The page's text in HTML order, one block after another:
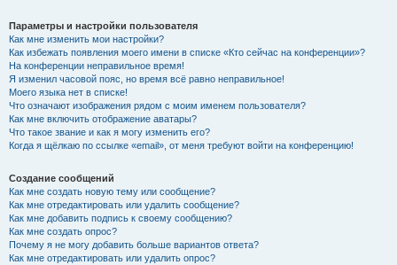
Параметры и настройки пользователя
Как мне изменить мои настройки?
Как избежать появления моего имени в списке «Кто сейчас на конференции»?
На конференции неправильное время!
Я изменил часовой пояс, но время всё равно неправильное!
Моего языка нет в списке!
Что означают изображения рядом с моим именем пользователя?
Как мне включить отображение аватары?
Что такое звание и как я могу изменить его?
Когда я щёлкаю по ссылке «email», от меня требуют войти на конференцию!
Создание сообщений
Как мне создать новую тему или сообщение?
Как мне отредактировать или удалить сообщение?
Как мне добавить подпись к своему сообщению?
Как мне создать опрос?
Почему я не могу добавить больше вариантов ответа?
Как мне отредактировать или удалить опрос?